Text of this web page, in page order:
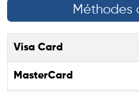
Méthodes
Visa Card
MasterCard